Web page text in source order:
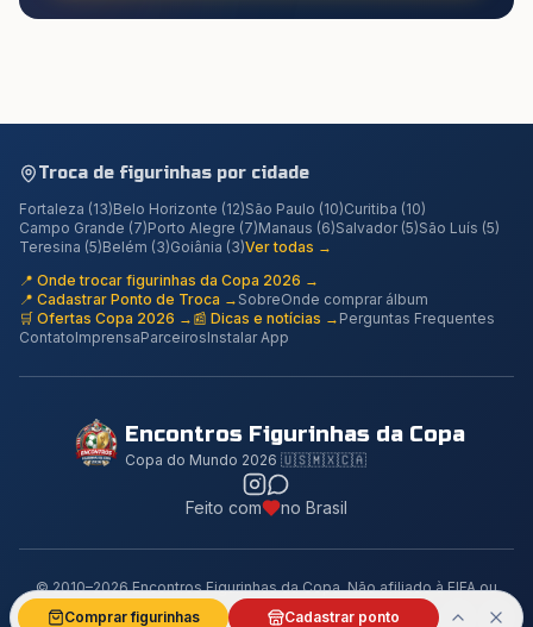
Troca de figurinhas por cidade
Fortaleza (13)Belo Horizonte (12)São Paulo (10)Curitiba (10)
Campo Grande (7)Porto Alegre (7)Manaus (6)Salvador(5)São Luís (5)
Teresina (5)Belém (3)Goiânia (3)Ver todas →
📍 Onde trocar figurinhas da Copa 2026 →
📍 Cadastrar Ponto de Troca → SobreOnde comprar álbum
🛒 Ofertas Copa 2026 → 📰 Dicas e notícias → Perguntas Frequentes
ContatoImprensaParceirosInstalar App
Encontros Figurinhas da Copa
Copa do Mundo 2026 🇺🇸🇲🇽🇨🇦
Feito com no Brasil
© 2010–2026 Encontros Figurinhas da Copa. Não afiliado à FIFA ou
Panini.
Comprar figurinhas Cadastrar ponto